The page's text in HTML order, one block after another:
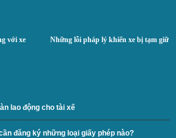
với xe
Những lỗi pháp lý khiến xe bị tạm giữ
lao động cho tài xế
đăng ký những loại giấy phép nào?